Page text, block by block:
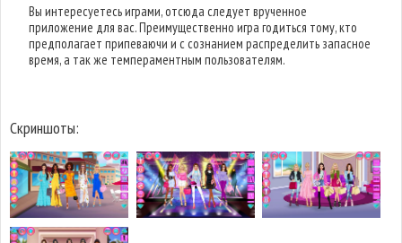
Вы интересуетесь играми, отсюда следует врученное
приложение для вас. Преимущественно игра годиться тому, кто
предполагает припеваючи и с сознанием распределить запасное
время, а так же темпераментным пользователям.
Скриншоты: